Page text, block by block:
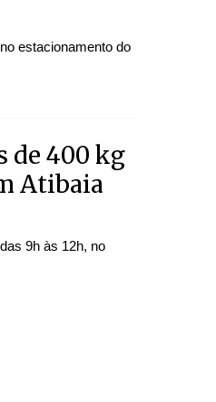
estacionamento do
de 400 kg
Atibaia
9h às 12h, no